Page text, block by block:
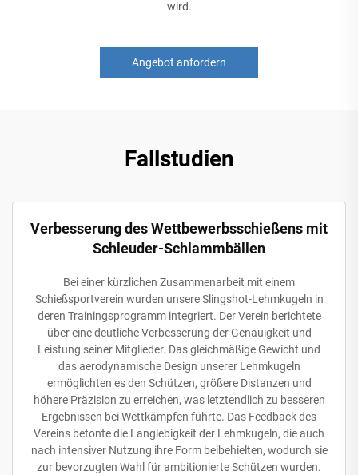
wird.
Angebot anfordern
Fallstudien
Verbesserung des Wettbewerbsschießens mit
Schleuder-Schlammbällen
Bei einer kürzlichen Zusammenarbeit mit einem
Schießsportverein wurden unsere Slingshot-Lehmkugeln in
deren Trainingsprogramm integriert. Der Verein berichtete
über eine deutliche Verbesserung der Genauigkeit und
Leistung seiner Mitglieder. Das gleichmäßige Gewicht und
das aerodynamische Design unserer Lehmkugeln
ermöglichten es den Schützen, größere Distanzen und
höhere Präzision zu erreichen, was letztendlich zu besseren
Ergebnissen bei Wettkämpfen führte. Das Feedback des
Vereins betonte die Langlebigkeit der Lehmkugeln, die auch
nach intensiver Nutzung ihre Form beibehielten, wodurch sie
zur bevorzugten Wahl für ambitionierte Schützen wurden.